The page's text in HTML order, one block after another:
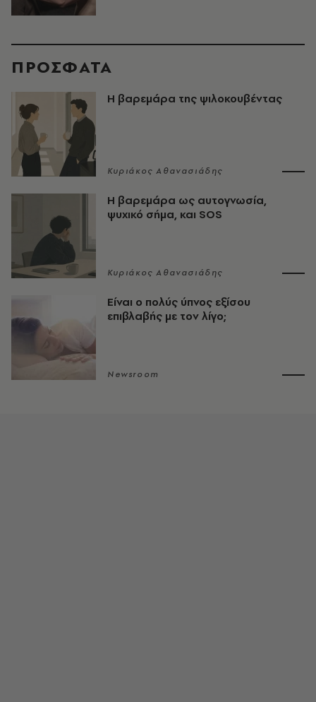
ΠΡΟΣΦΑΤΑ
Η βαρεμάρα της ψιλοκουβέντας
Κυριάκος Αθανασιάδης
Η βαρεμάρα ως αυτογνωσία,
ψυχικό σήμα, και SOS
Κυριάκος Αθανασιάδης
Είναι ο πολύς ύπνος εξίσου
επιβλαβής με τον λίγο;
Newsroom